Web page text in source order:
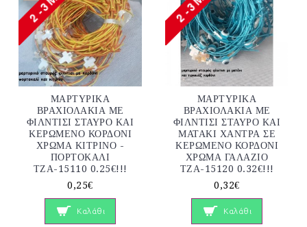
ΜΑΡΤΥΡΙΚΑ
ΒΡΑΧΙΟΛΑΚΙΑ ΜΕ
ΦΙΛΝΤΙΣΙ ΣΤΑΥΡΟ ΚΑΙ
ΚΕΡΩΜΕΝΟ ΚΟΡΔΟΝΙ
ΧΡΩΜΑ ΚΙΤΡΙΝΟ -
ΠΟΡΤΟΚΑΛΙ
ΤΖΑ-15110 0.25€!!!
0,25€
Καλάθι
ΜΑΡΤΥΡΙΚΑ
ΒΡΑΧΙΟΛΑΚΙΑ ΜΕ
ΦΙΛΝΤΙΣΙ ΣΤΑΥΡΟ ΚΑΙ
ΜΑΤΑΚΙ ΧΑΝΤΡΑ ΣΕ
ΚΕΡΩΜΕΝΟ ΚΟΡΔΟΝΙ
ΧΡΩΜΑ ΓΑΛΑΖΙΟ
ΤΖΑ-15120 0.32€!!!
0,32€
Καλάθι